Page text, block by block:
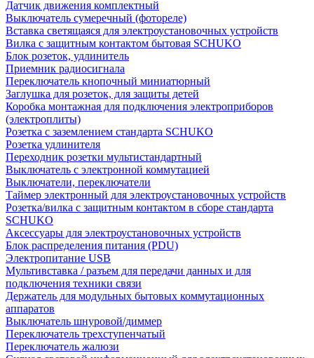
Датчик движения комплектный
Выключатель сумеречный (фотореле)
Вставка светящаяся для электроустановочных устройств
Вилка с защитным контактом бытовая SCHUKO
Блок розеток, удлинитель
Приемник радиосигнала
Переключатель кнопочный миниатюрный
Заглушка для розеток, для защиты детей
Коробка монтажная для подключения электроприборов
(электроплиты)
Розетка с заземлением стандарта SCHUKO
Розетка удлинителя
Переходник розетки мультистандартный
Выключатель с электронной коммутацией
Выключатели, переключатели
Таймер электронный для электроустановочных устройств
Розетка/вилка с защитным контактом в сборе стандарта
SCHUKO
Аксессуары для электроустановочных устройств
Блок распределения питания (PDU)
Электропитание USB
Мультивставка / разъем для передачи данных и для
подключения техники связи
Держатель для модульных бытовых коммутационных
аппаратов
Выключатель шнуровой/диммер
Переключатель трехступенчатый
Переключатель жалюзи